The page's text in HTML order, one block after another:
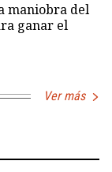
maniobra del
ganar el
Ver más